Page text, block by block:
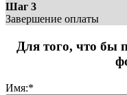
Шаг 3
Завершение оплаты
Для того, что бы
Имя:*